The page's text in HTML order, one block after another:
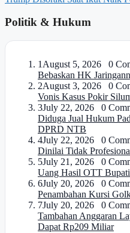
Politik & Hukum
1 August 5, 2026 0
Bebaskan HK
2August 3, 2026 0
Vonis Kasus Pokir
3July 22, 2026 0
Diduga Jual Hukum
DPRD NTB
4July 22, 2026 0
Dinilai Tidak
5July 21, 2026 0
Uang Hasil OTT
6July 20, 2026 0
Penambahan Kursi
7July 20, 2026 0
Tambahan Anggaran
Dapat Rp209 Miliar